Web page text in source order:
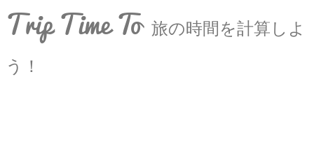
Trip Time To 旅の時間を計算しよ
う！